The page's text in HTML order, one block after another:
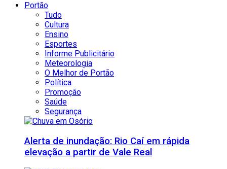
Portão
Tudo
Cultura
Ensino
Esportes
Informe Publicitário
Meteorologia
O Melhor de Portão
Política
Promoção
Saúde
Segurança
Alerta de inundação: Rio Caí em rápida
elevação a partir de Vale Real